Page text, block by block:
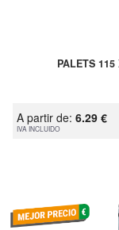
PALETS
A partir de: 6.29 €
IVA INCLUIDO